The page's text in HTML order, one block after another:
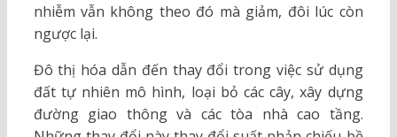
nhiễm vẫn không theo đó mà giảm, đôi lúc còn
ngược lại.
Đô thị hóa dẫn đến thay đổi trong việc sử dụng
đất tự nhiên mô hình, loại bỏ các cây, xây dựng
đường giao thông và các tòa nhà cao tầng.